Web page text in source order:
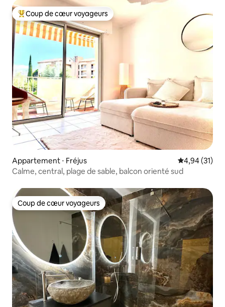
Coups de cœur voyageurs les plus appréciés
Coup de cœur voyageurs
Appartement ⋅ Fréjus Évaluation
4,94 (31)
Calme, central, plage de sable, balcon orienté sud
Coup de cœur voyageurs
Coup de cœur voyageurs